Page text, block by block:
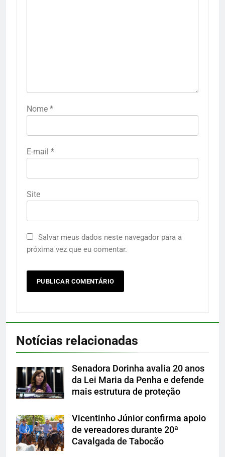
Nome *
E-mail *
Site
Salvar meus dados neste navegador para a
próxima vez que eu comentar.
Notícias relacionadas
Senadora Dorinha avalia 20 anos
da Lei Maria da Penha e defende
mais estrutura de proteção
Vicentinho Júnior confirma apoio
de vereadores durante 20ª
Cavalgada de Tabocão